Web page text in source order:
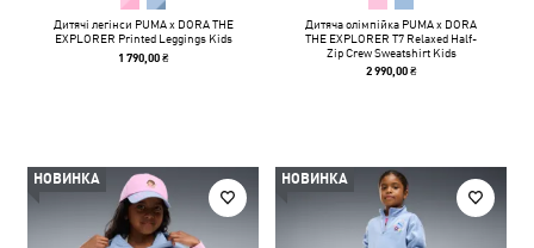
Дитячі легінси PUMA x DORA THE
EXPLORER Printed Leggings Kids
1 790,00 ₴
Дитяча олімпійка PUMA x DORA
THE EXPLORER T7 Relaxed Half-
Zip Crew Sweatshirt Kids
2 990,00 ₴
НОВИНКА НОВИНКА